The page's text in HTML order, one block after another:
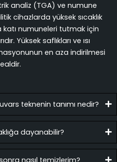
analiz (TGA) ve numune
cihazlarda yüksek sıcaklık
katı numuneleri tutmak için
Yüksek saflıkları ve ısı
en aza indirilmesi
teknenin tanımı nedir?
dayanabilir?
nasıl temizlerim?